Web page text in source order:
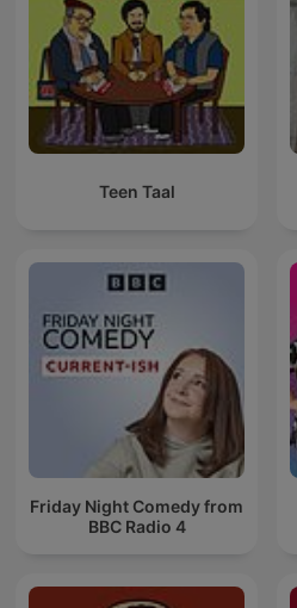
Teen Taal
Friday Night Comedy from
BBC Radio 4